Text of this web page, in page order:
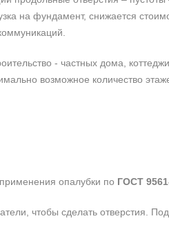
на фундамент, снижается
- частных дома,
возможное количество
опалубки по ГОСТ
чтобы сделать отверстия.